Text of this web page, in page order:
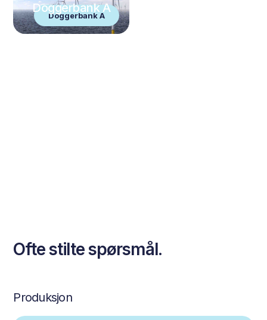
Doggerbank A
Doggerbank A
Ofte stilte spørsmål.
Produksjon